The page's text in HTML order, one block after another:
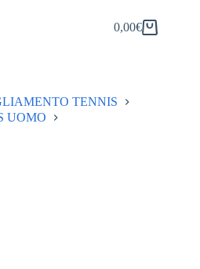
Carrello
0,00€
TENNIS
UOMO